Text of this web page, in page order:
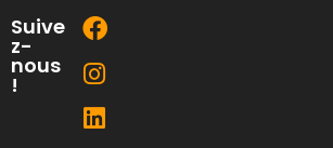
Suive
z-
nous
!